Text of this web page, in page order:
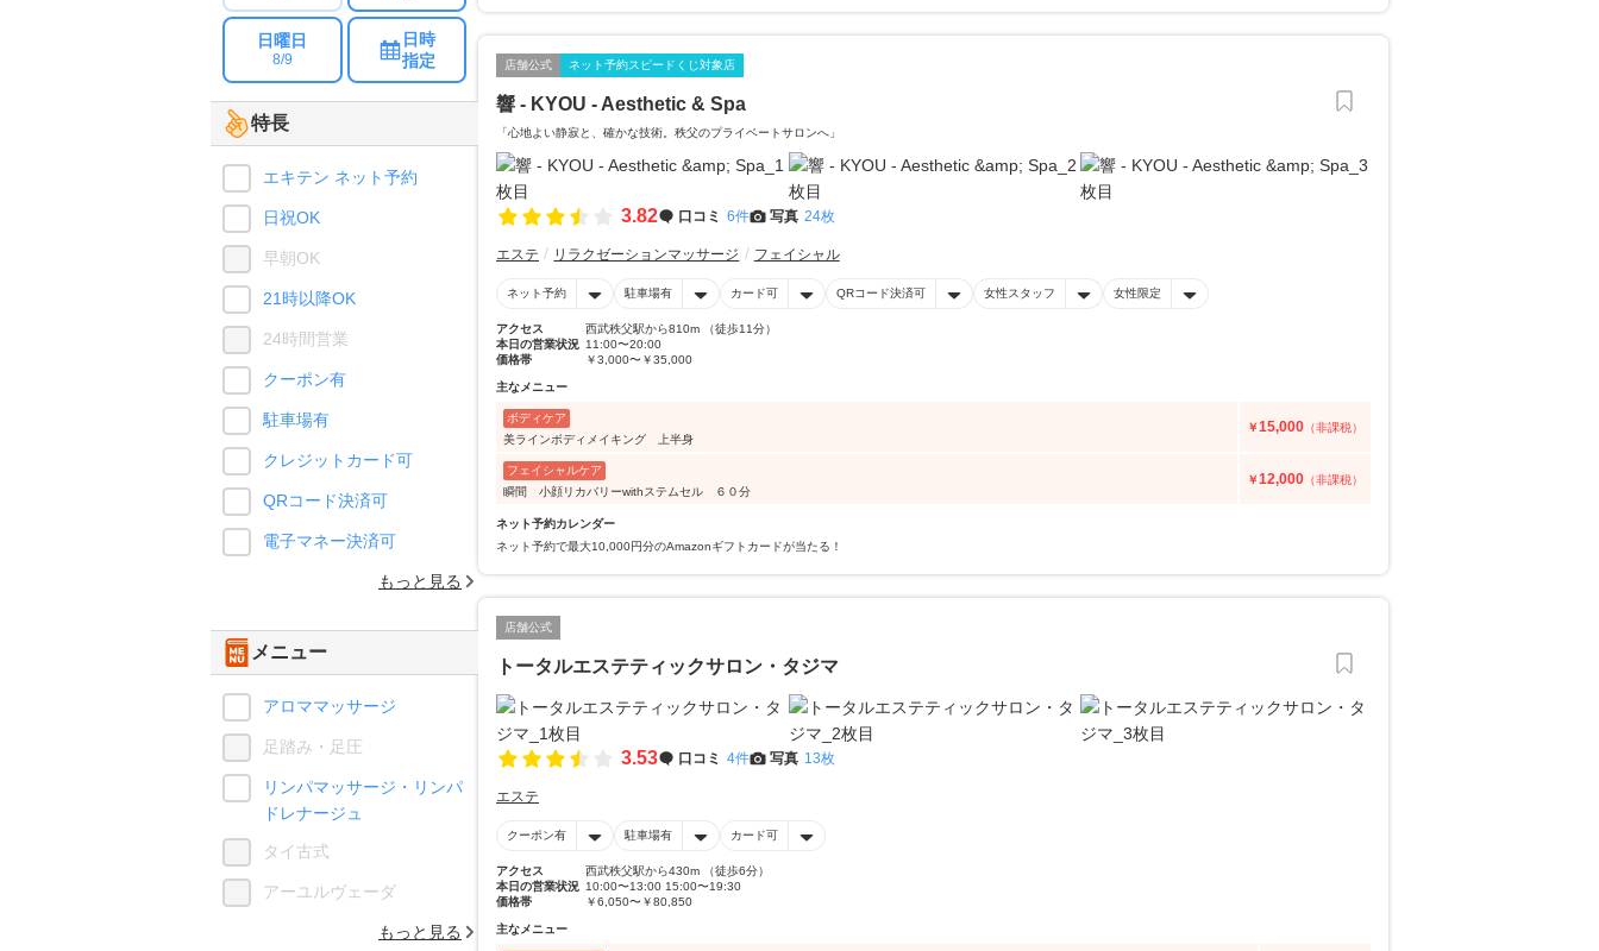
店舗公式 ネット予約スピードくじ対象店
響 - KYOU - Aesthetic & Spa
「心地よい静寂と、確かな技術。秩父のプライベートサロンへ」
3.82 口コミ 6件 写真 24枚
エステ リラクゼーションマッサージ フェイシャル
ネット予約 駐車場有 カード可 QRコード決済可 女性スタッフ 女性限定
アクセス
西武秩父駅から810m （徒歩11分）
本日の営業状況 11:00〜20:00
価格帯
￥3,000〜￥35,000
主なメニュー
ボディケア
美ラインボディメイキング 上半身
￥15,000 （非課税）
フェイシャルケア
瞬間 小顔リカバリーwithステムセル ６０分
￥12,000 （非課税）
ネット予約カレンダー
ネット予約で最大10,000円分のAmazonギフトカードが当たる！
店舗公式
トータルエステティックサロン・タジマ
3.53 口コミ 4件 写真 13枚
エステ
クーポン有 駐車場有 カード可
アクセス
西武秩父駅から430m （徒歩6分）
本日の営業状況 10:00〜13:00 15:00〜19:30
価格帯
￥6,050〜￥80,850
主なメニュー
日曜日
8/9
日時
指定
特長
エキテン ネット予約
日祝OK
早朝OK
21時以降OK
24時間営業
クーポン有
駐車場有
クレジットカード可
QRコード決済可
電子マネー決済可
もっと見る
メニュー
アロママッサージ
足踏み・足圧
リンパマッサージ・リンパ
ドレナージュ
タイ古式
アーユルヴェーダ
もっと見る